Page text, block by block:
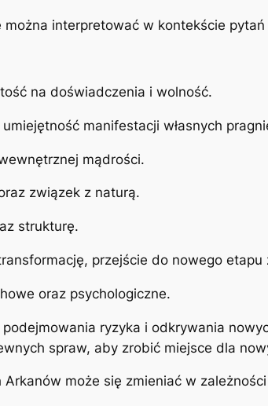
interpretować w kontekście
na doświadczenia i wolność.
manifestacji własnych
mądrości.
związek z naturą.
strukturę.
przejście do nowego
oraz psychologiczne.
podejmowania ryzyka i odkrywania
spraw, aby zrobić miejsce dla
może się zmieniać w